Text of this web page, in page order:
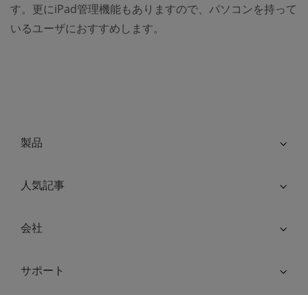
す。更にiPad管理機能もありますので、パソコンを持って
いるユーザにおすすめします。
製品
人気記事
会社
サポート